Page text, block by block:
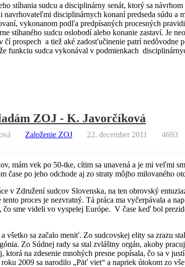
stíhania sudcu a disciplinárny senát, ktorý sa
disciplinárnych konaní predseda súdu a
vykonanom podľa predpísaných procesných
stíhaného sudcu oslobodí alebo konanie zastaví. Je
čí prospech a tiež aké zadosťučinenie patrí
funkciu sudca vykonával v podmienkach
ZOJ - K. Javorčíková
Založenie ZOJ 22. december 2011 4693
mám vek po 50-tke, cítim sa unavená a je mi veľmi
čase po jeho odchode aj zo straty môjho milovaného
v Združení sudcov Slovenska, na ten obrovský
tento proces je nezvratný. Tá práca ma vyčerpávala a
sme videli vo vyspelej Európe. V čase keď bol
všetko sa začalo meniť. Zo sudcovskej elity sa zrazu
Zo Súdnej rady sa stal zvláštny orgán, akoby
ktorá na zdesenie mnohých presne popísala, čo sa v
2009 sa narodilo „Päť viet“ a napriek útokom zo